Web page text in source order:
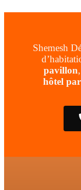
Shemesh
pavillon,
hôtel